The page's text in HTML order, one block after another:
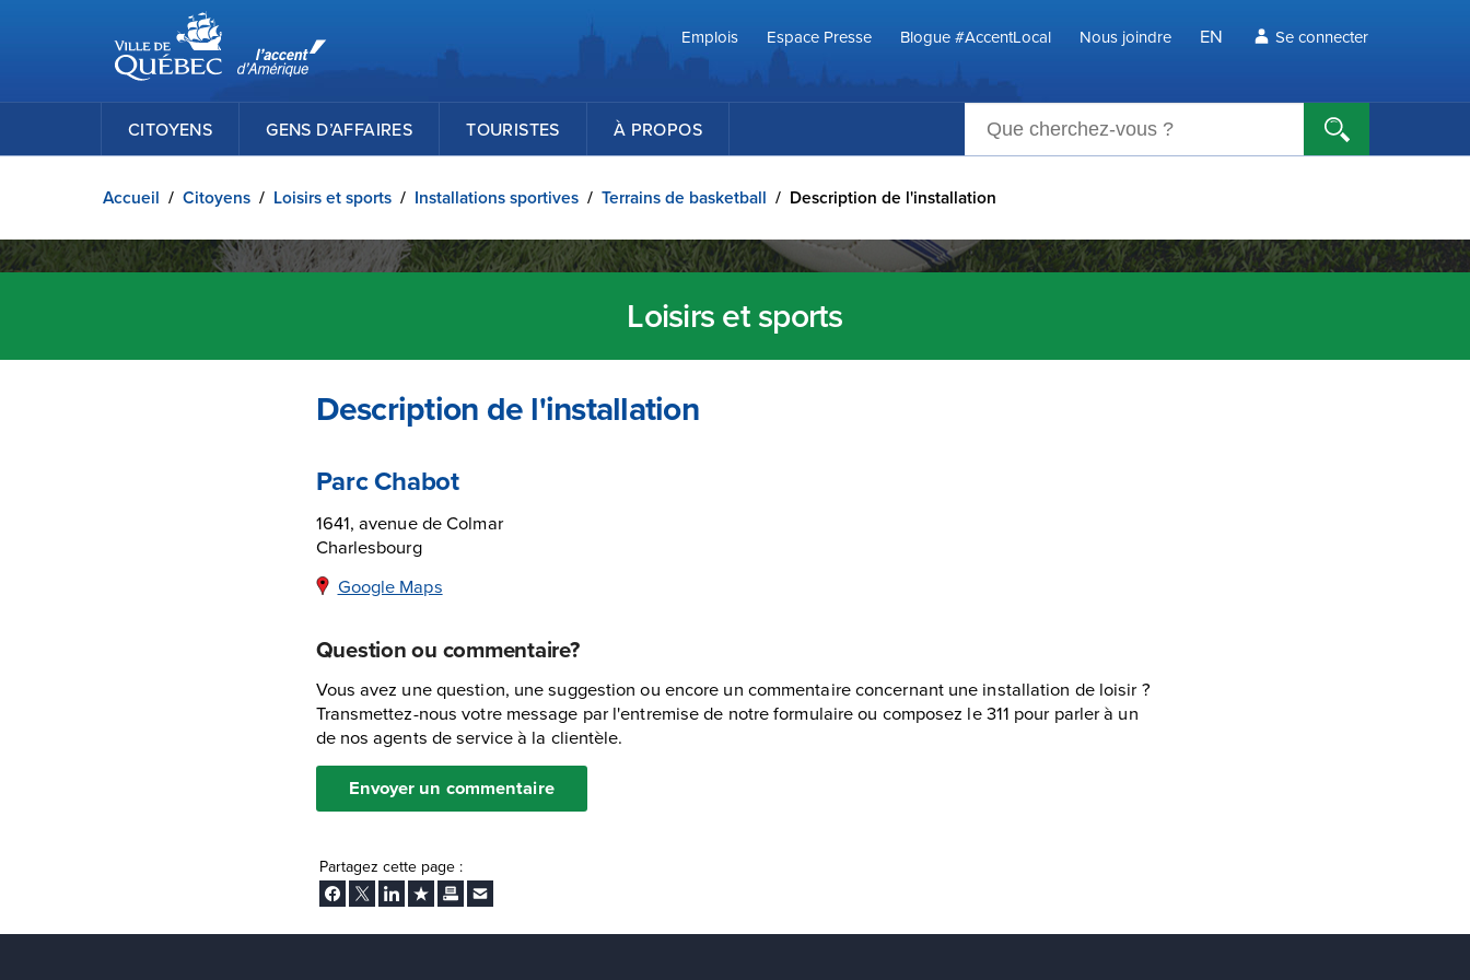
Passer au contenu principal
Ville de Québec
Emplois
Espace Presse Blogue #AccentLocal Nous joindre EN Se connecter
CITOYENS GENS D’AFFAIRES TOURISTES À PROPOS
Accueil / Citoyens / Loisirs et sports / Installations sportives / Terrains de basketball / Description de l'installation
Loisirs et sports
Description de l'installation
Parc Chabot
1641, avenue de Colmar
Charlesbourg
Google Maps
Question ou commentaire?
Vous avez une question, une suggestion ou encore un commentaire concernant une installation de loisir ?
Transmettez-nous votre message par l'entremise de notre formulaire ou composez le 311 pour parler à un
de nos agents de service à la clientèle.
Envoyer un commentaire
Partagez cette page :
Facebook
TwitterLinkedInAjouter aux favoris
ImprimerEnvoyer Ã un ami